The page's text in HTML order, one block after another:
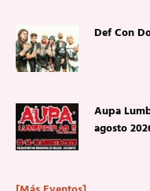
Def Con
Aupa
agosto